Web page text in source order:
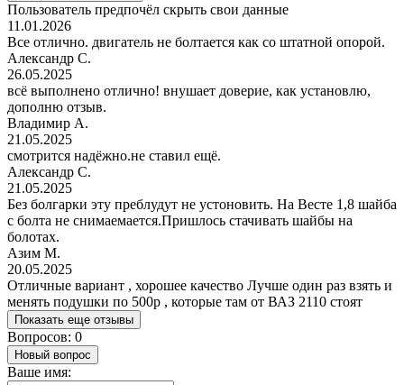
Пользователь предпочёл скрыть свои данные
11.01.2026
Все отлично. двигатель не болтается как со штатной опорой.
Александр С.
26.05.2025
всё выполнено отлично! внушает доверие, как установлю,
дополню отзыв.
Владимир А.
21.05.2025
смотрится надёжно.не ставил ещё.
Александр С.
21.05.2025
Без болгарки эту преблудут не устоновить. На Весте 1,8 шайба
с болта не снимаемается.Пришлось стачивать шайбы на
болотах.
Азим М.
20.05.2025
Отличные вариант , хорошее качество Лучше один раз взять и
менять подушки по 500р , которые там от ВАЗ 2110 стоят
Показать еще отзывы
Вопросов: 0
Новый вопрос
Ваше имя: